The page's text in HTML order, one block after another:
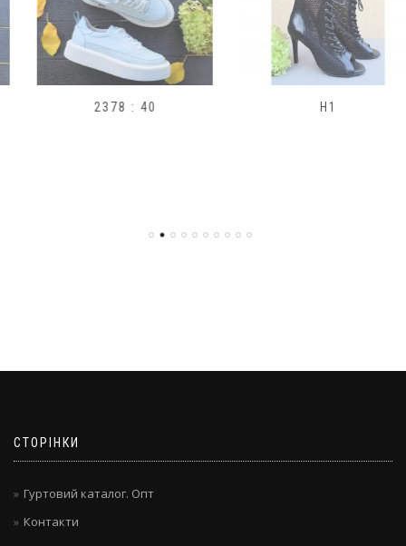
2378 : 40
СТОРІНКИ
Гуртовий каталог. Опт
Контакти